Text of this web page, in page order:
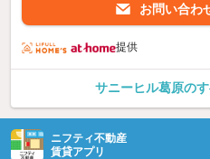
お問い合わ
提供
サニーヒル葛原の
ニフティ不動産
賃貸アプリ